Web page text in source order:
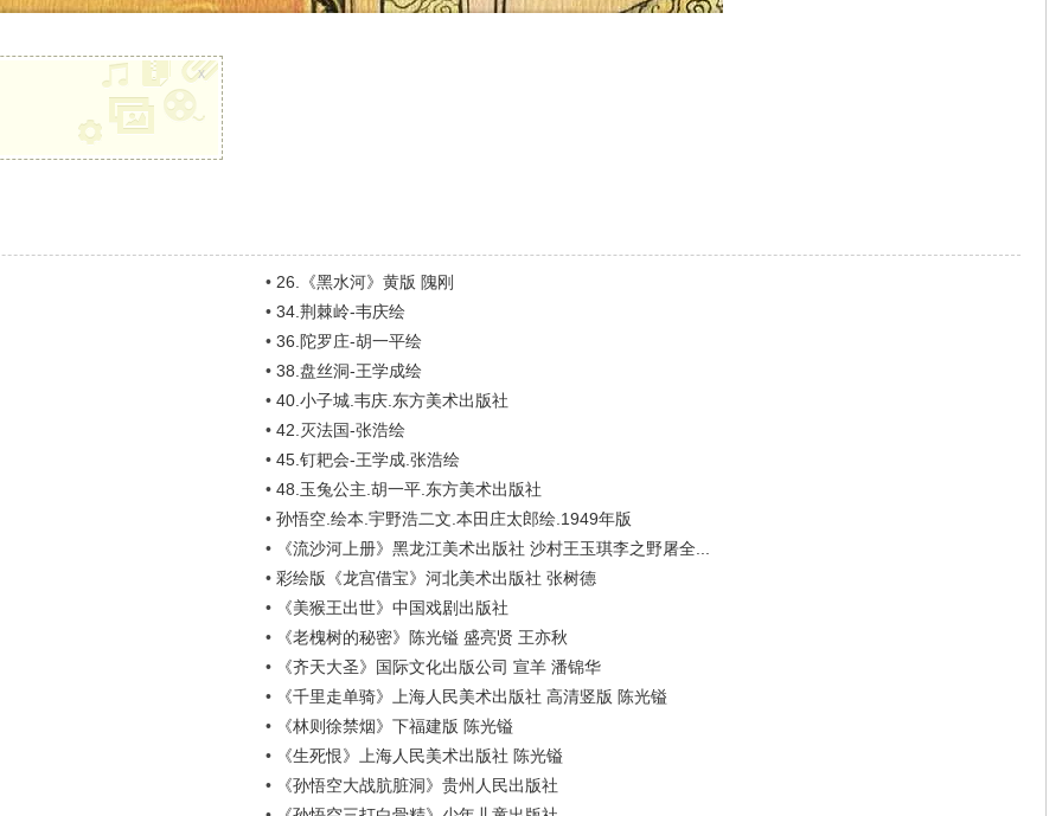
x
• 26.《黑水河》黄版 隗刚
• 34.荆棘岭-韦庆绘
• 36.陀罗庄-胡一平绘
• 38.盘丝洞-王学成绘
• 40.小子城.韦庆.东方美术出版社
• 42.灭法国-张浩绘
• 45.钉耙会-王学成.张浩绘
• 48.玉兔公主.胡一平.东方美术出版社
• 孙悟空.绘本.宇野浩二文.本田庄太郎绘.1949年版
•
《流沙河上册》黑龙江美术出版社 沙村王玉琪李之野屠全...
• 彩绘版《龙宫借宝》河北美术出版社 张树德
•
《美猴王出世》中国戏剧出版社
•
《老槐树的秘密》陈光镒 盛亮贤 王亦秋
•
《齐天大圣》国际文化出版公司 宣羊 潘锦华
•
《千里走单骑》上海人民美术出版社 高清竖版 陈光镒
•
《林则徐禁烟》下福建版 陈光镒
•
《生死恨》上海人民美术出版社 陈光镒
•
《孙悟空大战肮脏洞》贵州人民出版社